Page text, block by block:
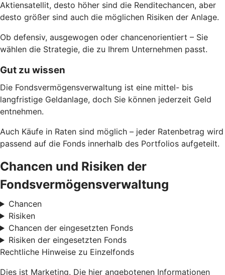
Aktiensatellit, desto höher sind die Renditechancen, aber
desto größer sind auch die möglichen Risiken der Anlage.
Ob defensiv, ausgewogen oder chancenorientiert – Sie
wählen die Strategie, die zu Ihrem Unternehmen passt.
Gut zu wissen
Die Fondsvermögensverwaltung ist eine mittel- bis
langfristige Geldanlage, doch Sie können jederzeit Geld
entnehmen.
Auch Käufe in Raten sind möglich – jeder Ratenbetrag wird
passend auf die Fonds innerhalb des Portfolios aufgeteilt.
Chancen und Risiken der
Fondsvermögensverwaltung
Chancen
Risiken
Chancen der eingesetzten Fonds
Risiken der eingesetzten Fonds
Rechtliche Hinweise zu Einzelfonds
Dies ist Marketing. Die hier angebotenen Informationen